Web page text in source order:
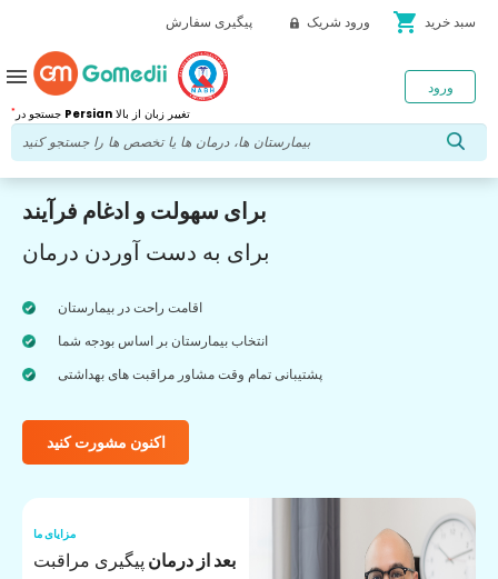
پیگیری سفارش ورود شریک shopping_cart سبد خرید
* Persian تغییر زبان از بالا
ورود menu
برای سهولت و ادغام فرآیند
برای به دست آوردن درمان
اقامت راحت در بیمارستان
انتخاب بیمارستان بر اساس بودجه شما
پشتیبانی تمام وقت مشاور مراقبت های بهداشتی
اکنون مشورت کنید
مزایای ما
مشاور پزشکی معاونت